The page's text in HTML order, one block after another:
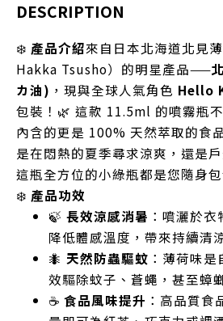
DESCRIPTION
❄️ 產品介紹來自日本北海道北見
Hakka Tsusho）的明星產品——
カ油) ，現與全球人氣角色 Hello
包裝！🌿 這款 11.5ml 的噴霧瓶
內含的更是 100% 天然萃取的食
是在悶熱的夏季尋求涼爽，還是
這瓶全方位的小綠瓶都是您隨身
❄️ 產品功效
🍃 長效涼感消暑 ：噴灑於
降低體感溫度，帶來持續清
🐜 天然防蟲驅蚊 ：薄荷味
效驅除蚊子、蒼蠅，甚至蟑
☕ 食品風味提升 ：高品質食